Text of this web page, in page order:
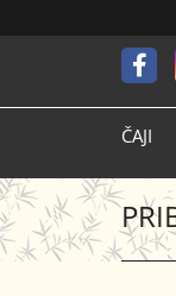
ČAJI